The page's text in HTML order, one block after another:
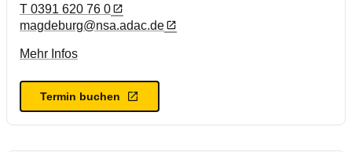
T 0391 620 76 0
magdeburg@nsa.adac.de
Mehr Infos
Termin buchen